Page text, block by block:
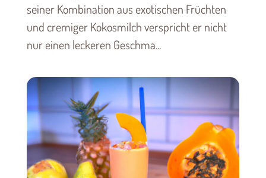
seiner Kombination aus exotischen Früchten
und cremiger Kokosmilch verspricht er nicht
nur einen leckeren Geschma...